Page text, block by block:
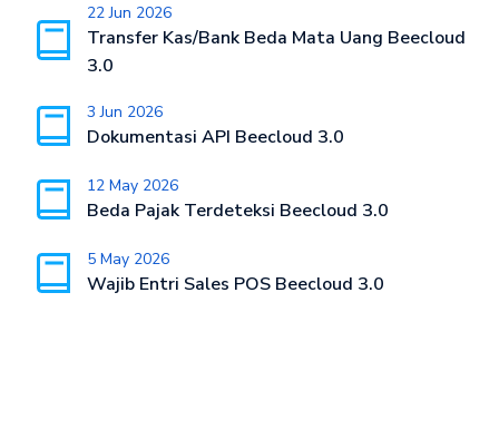
22 Jun 2026
Transfer Kas/Bank Beda Mata Uang Beecloud
3.0
3 Jun 2026
Dokumentasi API Beecloud 3.0
12 May 2026
Beda Pajak Terdeteksi Beecloud 3.0
5 May 2026
Wajib Entri Sales POS Beecloud 3.0